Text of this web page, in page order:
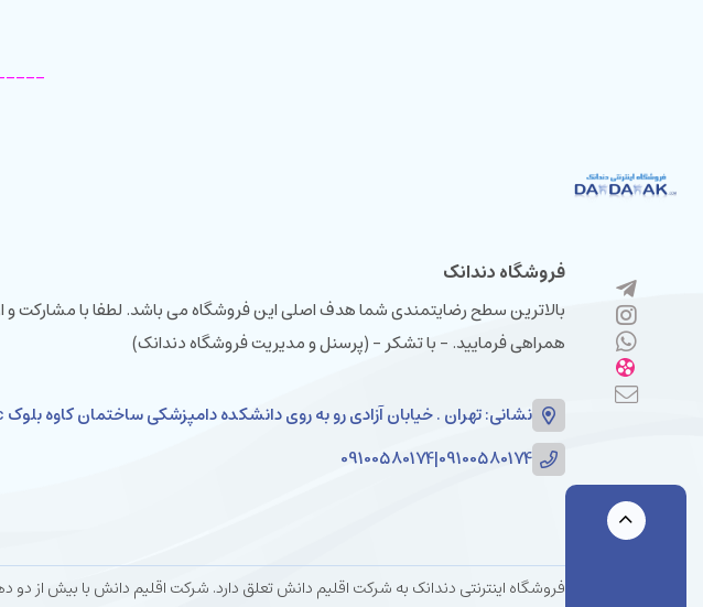
فروشگاه دندانک
بالاترین سطح رضایتمندی شما هدف اصلی این فروشگاه می باشد. لطفا با مشارکت و
همراهی فرمایید. - با تشکر - (پرسنل و مدیریت فروشگاه دندانک)
نشانی: تهران . خیابان آزادی رو به روی دانشکده دامپزشکی ساختمان کاوه بلوک c طبقه سوم واحد 134
09100580174
|
09100580174
فروشگاه اینترنتی دندانک به شرکت اقلیم دانش تعلق دارد. شرکت اقلیم دانش با بیش از دو دهه سابقه درخشان٬ نماینده انحصاری محصولات سوئیسی